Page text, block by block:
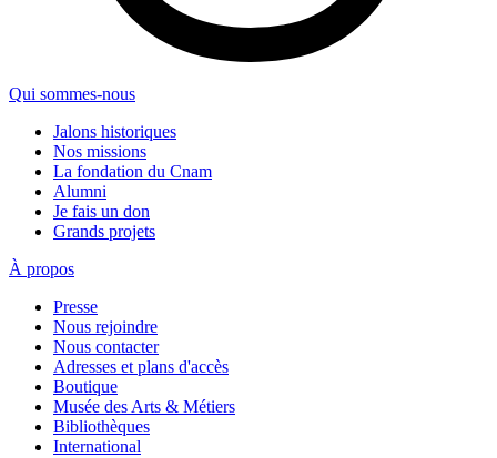
Qui sommes-nous
Jalons historiques
Nos missions
La fondation du Cnam
Alumni
Je fais un don
Grands projets
À propos
Presse
Nous rejoindre
Nous contacter
Adresses et plans d'accès
Boutique
Musée des Arts & Métiers
Bibliothèques
International